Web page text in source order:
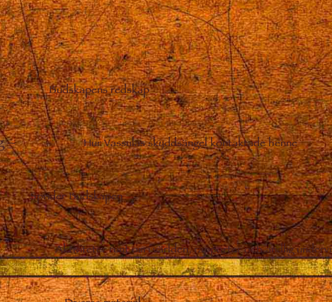
Budskapens redskap
– Hur Vassulas skyddsängel kontaktade henne
Sprider Budskapen
Aktiviteter runt om i världen, rapporter och andlig